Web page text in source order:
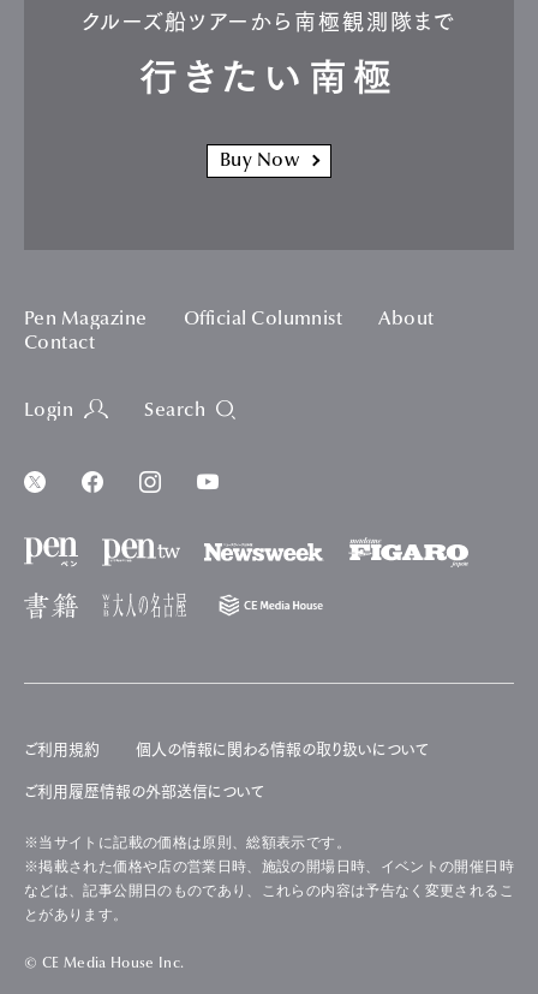
クルーズ船ツアーから南極観測隊まで
行きたい南極
Buy Now
Pen Magazine Official Columnist
About
Contact
Login Search
ご利用規約 個人の情報に関わる情報の取り扱いについて
ご利用履歴情報の外部送信について
※当サイトに記載の価格は原則、総額表示です。
※掲載された価格や店の営業日時、施設の開場日時、イベントの開催日時
などは、記事公開日のものであり、これらの内容は予告なく変更されるこ
とがあります。
© CE Media House Inc.